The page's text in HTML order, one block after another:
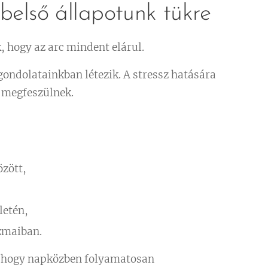
állapotunk tükre
hogy az arc mindent elárul.
létezik. A stressz hatására
napközben folyamatosan